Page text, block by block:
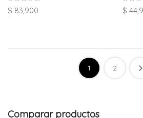
$ 83,900 $
1 2
Comparar productos